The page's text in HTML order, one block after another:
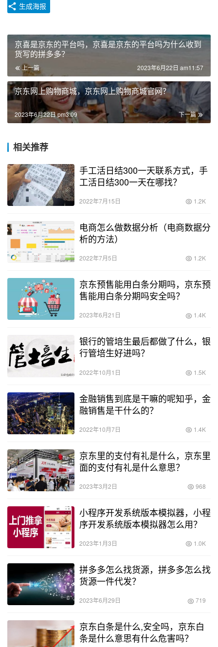
生成海报
京喜是京东的平台吗，京喜是京东的平台吗为什么收到
货写的拼多多？
上一篇 2023年6月22日 am11:57
京东网上购物商城，京东网上购物商城官网？
下一篇
2023年6月22日 pm3:09
相关推荐
手工活日结300一天联系方式，手
工活日结300一天在哪找？
2022年7月15日 1.2K
电商怎么做数据分析（电商数据分
析的方法）
2022年7月5日 1.2K
京东预售能用白条分期吗，京东预
售能用白条分期吗安全吗？
2023年6月21日 1.4K
银行的管培生最后都做了什么，银
行管培生好进吗？
2022年10月1日 1.5K
金融销售到底是干嘛的呢知乎，金
融销售是干什么的？
2022年10月7日 1.4K
京东里的支付有礼是什么，京东里
面的支付有礼是什么意思？
2023年3月2日 968
小程序开发系统版本模拟器，小程
序开发系统版本模拟器怎么用？
2023年1月3日 1.0K
拼多多怎么找货源，拼多多怎么找
货源一件代发？
2023年6月29日 719
京东白条是什么,安全吗，京东白
条是什么意思有什么危害吗？